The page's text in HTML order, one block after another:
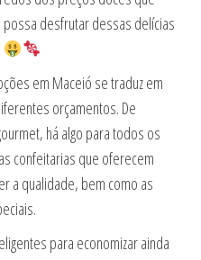
desfrutar dessas delícias
em Maceió se traduz em
orçamentos. De
há algo para todos os
confeitarias que oferecem
a qualidade, bem como as
para economizar ainda